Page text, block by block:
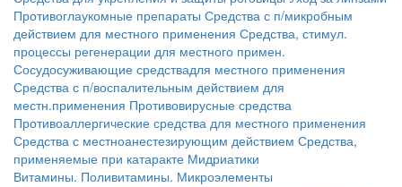
Противоглаукомные препараты Средства с п/микробным
действием для местного применения Средства, стимул.
процессы регенерации для местного примен.
Сосудосуживающие средствадля местного применения
Средства с п/воспалительным действием для
местн.применения Противовирусные средства
Противоаллергические средства для местного применения
Средства с местноанестезирующим действием Средства,
применяемые при катаракте Мидриатики
Витамины. Поливитамины. Микроэлементы